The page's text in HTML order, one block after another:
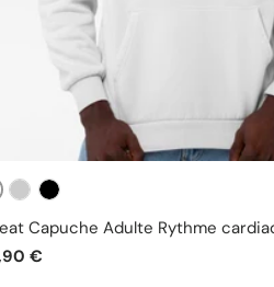
Capuche Adulte Rythme
€